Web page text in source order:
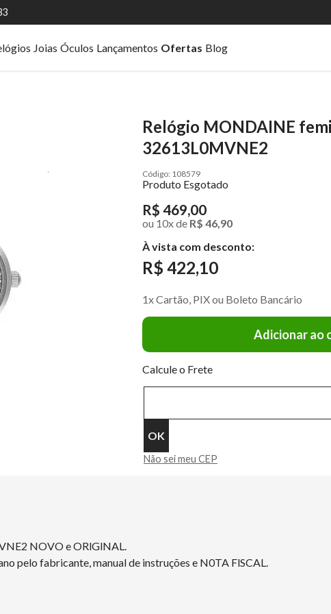
Joias Óculos Lançamentos Ofertas Blog
Relógio MONDAINE
32613L0MVNE2
108579
Produto Esgotado
R$ 469,00
ou 10xde R$ 46,90
À vista com desconto:
R$ 422,10
1x Cartão, PIX ou Boleto Bancário
Adicionar ao
Calcule o Frete
Não sei meu CEP
NOVO e ORlGlNAL.
pelo fabricante, manual de instruções e N0TA FlSCAL.